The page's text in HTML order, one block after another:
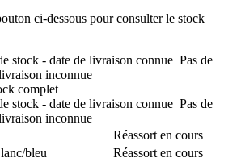
ci-dessous pour consulter le stock
stock - date de livraison connue Pas de
inconnue
complet
stock - date de livraison connue Pas de
inconnue
Réassort en cours
bleu
Réassort en cours